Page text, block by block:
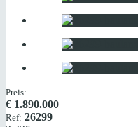
Preis:
€ 1.890.000
Ref: 26299